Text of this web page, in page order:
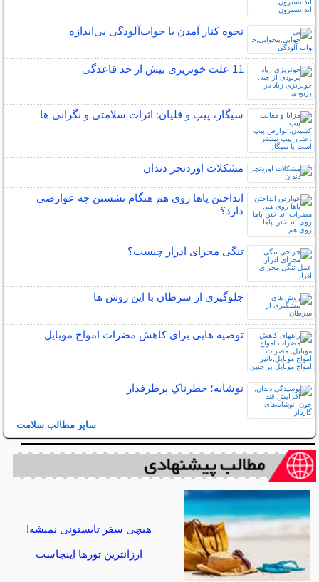
نحوه کنار آمدن با خواب‌آلودگی بی‌اندازه
11 علت خونریزی بیش از حد قاعدگی
سیگار، پیپ و قلیان: اثرات سلامتی و نگرانی ها
مشکلات اوردنچر دندان
انداختن پاها روی هم هنگام نشستن چه عوارضی
دارد؟
تنگی مجرای ادرار چیست؟
جلوگیری از سرطان با این روش ها
توصیه هایی برای کاهش مضرات امواج موبایل
نوشابه؛ خطرناکِ پرطرفدار
سایر مطالب سلامت
هیچی سفر تابستونی نمیشه!
ارزانترین تورها اینجاست